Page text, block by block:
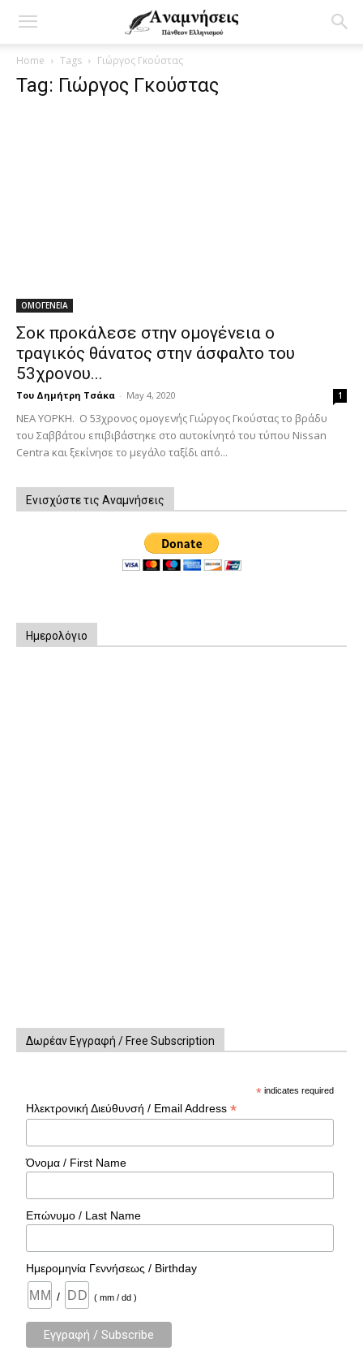
Home Tags Γιώργος Γκούστας
Tag: Γιώργος Γκούστας
ΟΜΟΓΕΝΕΙΑ
Σοκ προκάλεσε στην ομογένεια ο
τραγικός θάνατος στην άσφαλτο του
53χρονου...
Του Δημήτρη Τσάκα - May 4, 2020 1
ΝΕΑ ΥΟΡΚΗ. O 53χρονος ομογενής Γιώργος Γκούστας το βράδυ
του Σαββάτου επιβιβάστηκε στο αυτοκίνητό του τύπου Nissan
Centra και ξεκίνησε το μεγάλο ταξίδι από...
Ενισχύστε τις Αναμνήσεις
Ημερολόγιο
Δωρέαν Εγγραφή / Free Subscription
* indicates required
Ηλεκτρονική Διεύθυνσή / Email Address*
Όνομα / First Name
Επώνυμο / Last Name
Ημερομηνία Γεννήσεως / Birthday
/ ( mm / dd )